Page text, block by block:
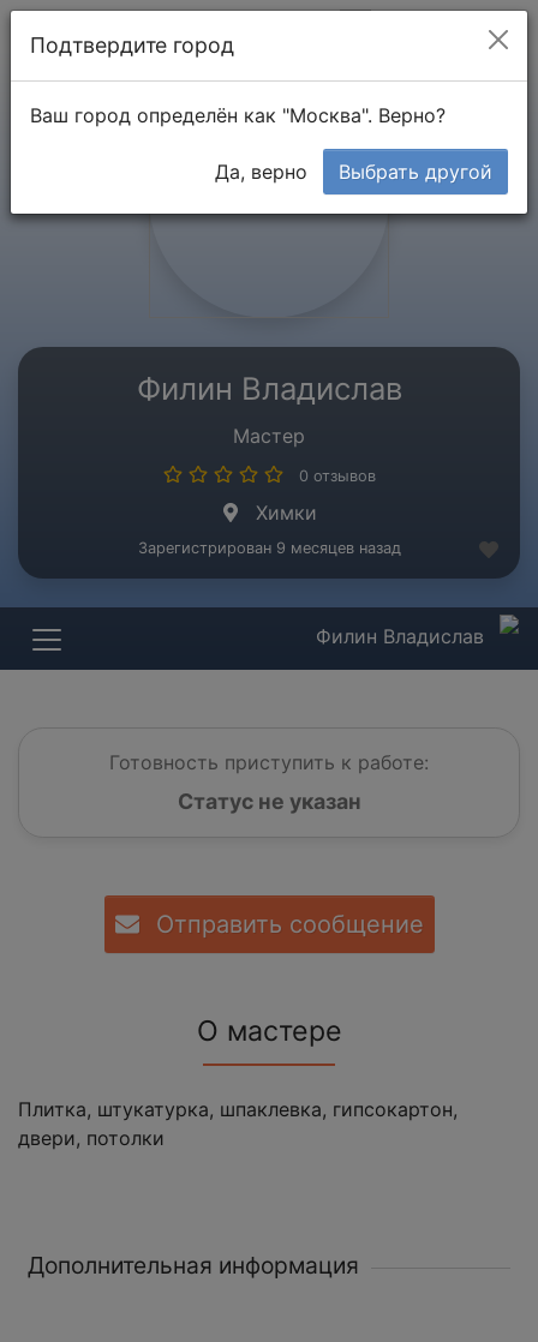
Филин Владислав
Мастер
0 отзывов
Химки
Зарегистрирован 9 месяцев назад
Филин Владислав
Готовность приступить к работе:
Статус не указан
Отправить сообщение
О мастере
Плитка, штукатурка, шпаклевка, гипсокартон,
двери, потолки
Дополнительная информация
Подтвердите город
Ваш город определён как "Москва". Верно?
Да, верно Выбрать другой